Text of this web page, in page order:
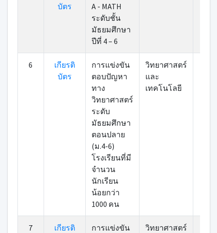
บัตร
A - MATH
ระดับชั้น
มัธยมศึกษา
ปีที่ 4 – 6
6
เกียรติ
บัตร
การแข่งขัน
ตอบปัญหา
ทาง
วิทยาศาสตร์
ระดับ
มัธยมศึกษา
ตอนปลาย
(ม.4-6)
โรงเรียนที่มี
จำนวน
นักเรียน
น้อยกว่า
1000 คน
วิทยาศาสตร์
และ
เทคโนโลยี
7
เกียรติ
การแข่งขัน
วิทยาศาสตร์